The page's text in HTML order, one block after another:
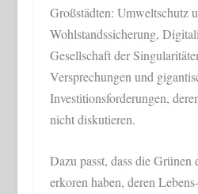
Großstädten: Umweltschutz
Wohlstandssicherung,
Gesellschaft der
Versprechungen und
Investitionsforderungen,
nicht diskutieren.
Dazu passt, dass die
erkoren haben, deren